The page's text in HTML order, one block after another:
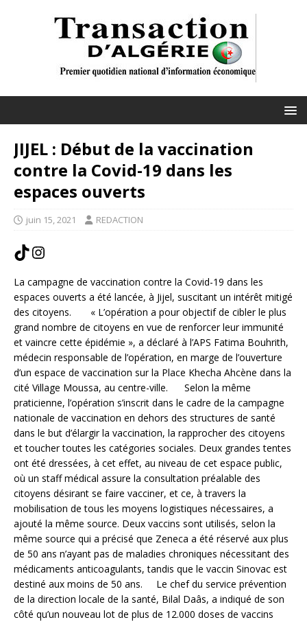
JIJEL : Début de la vaccination
contre la Covid-19 dans les
espaces ouverts
juin 15, 2021 REDACTION
La campagne de vaccination contre la Covid-19 dans les
espaces ouverts a été lancée, à Jijel, suscitant un intérêt mitigé
des citoyens. « L’opération a pour objectif de cibler le plus
grand nombre de citoyens en vue de renforcer leur immunité
et vaincre cette épidémie », a déclaré à l’APS Fatima Bouhrith,
médecin responsable de l’opération, en marge de l’ouverture
d’un espace de vaccination sur la Place Khecha Ahcène dans la
cité Village Moussa, au centre-ville. Selon la même
praticienne, l’opération s’inscrit dans le cadre de la campagne
nationale de vaccination en dehors des structures de santé
dans le but d’élargir la vaccination, la rapprocher des citoyens
et toucher toutes les catégories sociales. Deux grandes tentes
ont été dressées, à cet effet, au niveau de cet espace public,
où un staff médical assure la consultation préalable des
citoyens désirant se faire vacciner, et ce, à travers la
mobilisation de tous les moyens logistiques nécessaires, a
ajouté la même source. Deux vaccins sont utilisés, selon la
même source qui a précisé que Zeneca a été réservé aux plus
de 50 ans n’ayant pas de maladies chroniques nécessitant des
médicaments anticoagulants, tandis que le vaccin Sinovac est
destiné aux moins de 50 ans. Le chef du service prévention
de la direction locale de la santé, Bilal Daâs, a indiqué de son
côté qu’un nouveau lot de plus de 12.000 doses de vaccins